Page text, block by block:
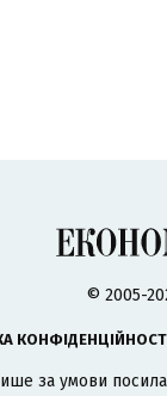
© 2005-
за умови